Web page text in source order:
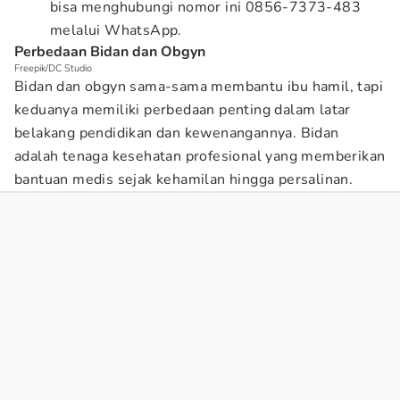
bisa menghubungi nomor ini 0856-7373-483
melalui WhatsApp.
Perbedaan Bidan dan Obgyn
Freepik/DC Studio
Bidan dan obgyn sama-sama membantu ibu hamil, tapi
keduanya memiliki perbedaan penting dalam latar
belakang pendidikan dan kewenangannya. Bidan
adalah tenaga kesehatan profesional yang memberikan
bantuan medis sejak kehamilan hingga persalinan.